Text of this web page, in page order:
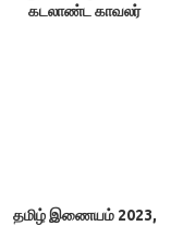
கடலாண்ட காவலர்
தமிழ் இணையம் 2023,